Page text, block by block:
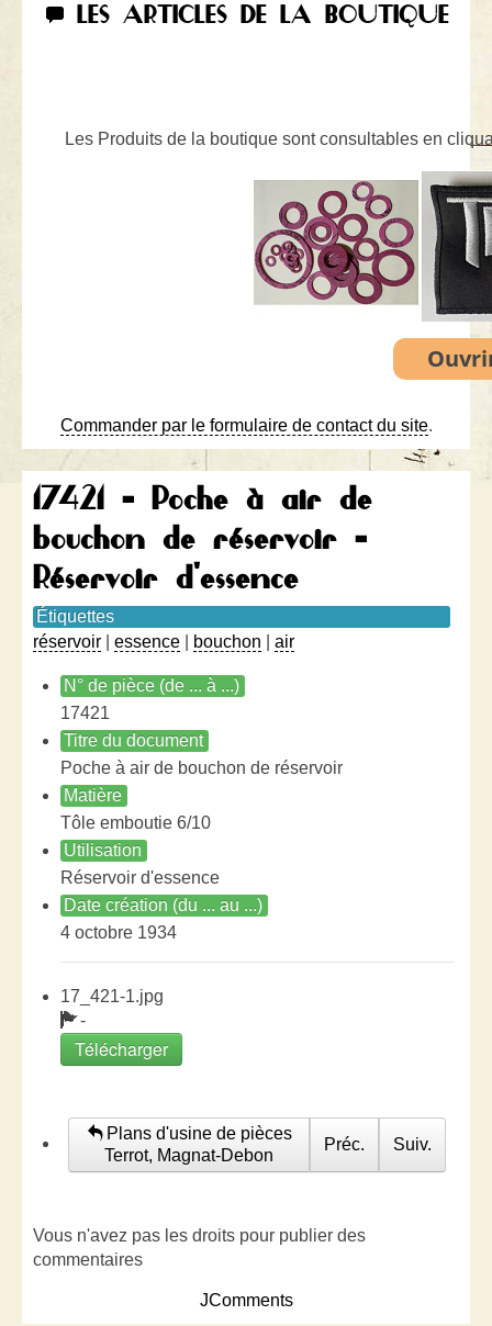
LES ARTICLES DE LA BOUTIQUE
Les Produits de la boutique sont consultables en
Commander par le formulaire de contact du site.
17421 - Poche à air de
bouchon de réservoir -
Réservoir d'essence
Étiquettes
réservoir
essence bouchon air
N° de pièce (de ... à ...)
17421
Titre du document
Poche à air de bouchon de réservoir
Matière
Tôle emboutie 6/10
Utilisation
Réservoir d'essence
Date création (du ... au ...)
4 octobre 1934
17_421-1.jpg
-
Télécharger
Plans d'usine de pièces
Terrot, Magnat-Debon
Préc. Suiv.
Vous n'avez pas les droits pour publier des
commentaires
JComments